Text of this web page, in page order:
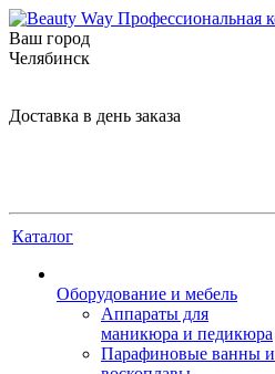
Ваш город
Челябинск
Доставка в день заказа
Каталог
Оборудование и мебель
Аппараты для
маникюра и педикюра
Парафиновые ванны и